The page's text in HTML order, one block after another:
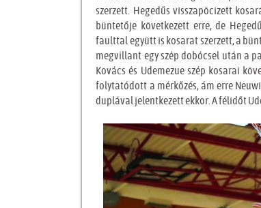
szerzett. Hegedűs visszapöcizett
büntetője következett erre, de
faulttal együtt is kosarat szerzett, a
megvillant egy szép dobócsel után a
Kovács és Udemezue szép kosarai
folytatódott a mérkőzés, ám erre
duplával jelentkezett ekkor. A félidőt